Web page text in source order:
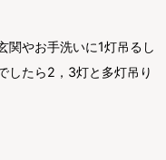
関やお手洗いに1灯吊るし
したら2，3灯と多灯吊り